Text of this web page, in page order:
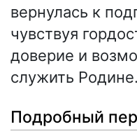
вернулась к
чувствуя
доверие и
служить Родине.
Подробный